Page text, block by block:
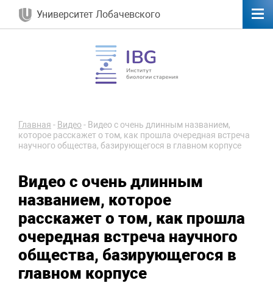
Университет Лобачевского
Главная - Видео - Видео с очень длинным названием,
которое расскажет о том, как прошла очередная встреча
научного общества, базирующегося в главном корпусе
Видео с очень длинным
названием, которое
расскажет о том, как прошла
очередная встреча научного
общества, базирующегося в
главном корпусе